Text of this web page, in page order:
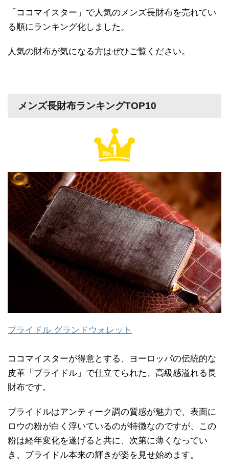
「ココマイスター」で人気のメンズ長財布を売れてい
る順にランキング化しました。
人気の財布が気になる方はぜひご覧ください。
メンズ長財布ランキングTOP10
ブライドル グランドウォレット
ココマイスターが得意とする、ヨーロッパの伝統的な
皮革「ブライドル」で仕立てられた、高級感溢れる長
財布です。
ブライドルはアンティーク調の質感が魅力で、表面に
ロウの粉が白く浮いているのが特徴なのですが、この
粉は経年変化を遂げると共に、次第に薄くなってい
き、ブライドル本来の輝きが姿を見せ始めます。